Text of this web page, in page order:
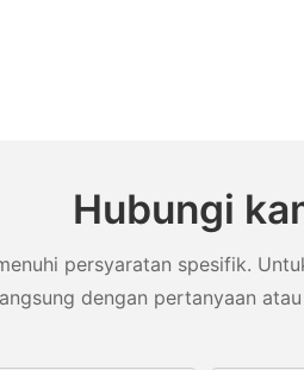
Hubungi
persyaratan spesifik.
dengan pertanyaan